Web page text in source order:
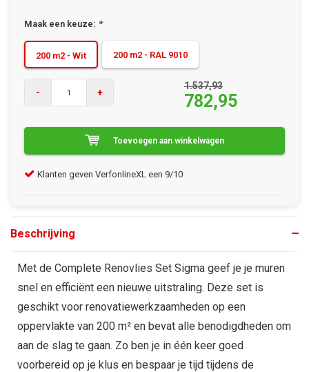
Maak een keuze: *
200 m2 - Wit 200 m2 - RAL 9010
- +
1.537,93
782,95
Toevoegen aan winkelwagen
Klanten geven VerfonlineXL een 9/10
Beschrijving
Met de Complete Renovlies Set Sigma geef je je muren
snel en efficiënt een nieuwe uitstraling. Deze set is
geschikt voor renovatiewerkzaamheden op een
oppervlakte van 200 m² en bevat alle benodigdheden om
aan de slag te gaan. Zo ben je in één keer goed
voorbereid op je klus en bespaar je tijd tijdens de